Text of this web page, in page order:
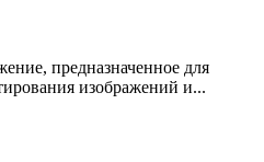
предназначенное для
изображений и...